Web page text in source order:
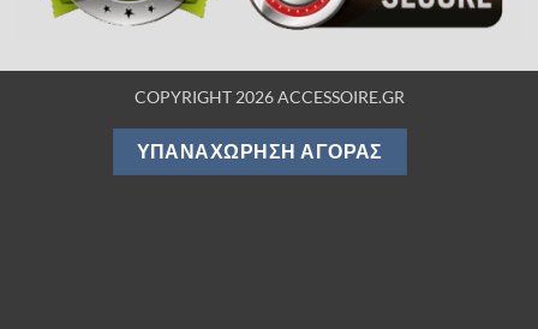
COPYRIGHT 2026 ACCESSOIRE.GR
ΥΠΑΝΑΧΏΡΗΣΗ ΑΓΟΡΆΣ